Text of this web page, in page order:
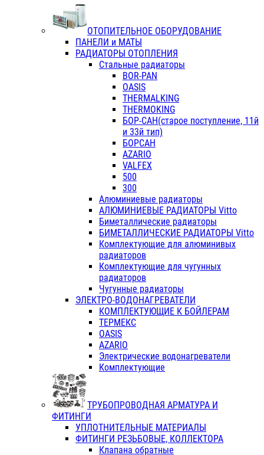
ОТОПИТЕЛЬНОЕ ОБОРУДОВАНИЕ
ПАНЕЛИ и МАТЫ
РАДИАТОРЫ ОТОПЛЕНИЯ
Стальные радиаторы
BOR-PAN
OASIS
THERMALKING
THERMOKING
БОР-САН(старое поступление, 11й
и 33й тип)
БОРСАН
AZARIO
VALFEX
500
300
Алюминиевые радиаторы
АЛЮМИНИЕВЫЕ РАДИАТОРЫ Vitto
Биметаллические радиаторы
БИМЕТАЛЛИЧЕСКИЕ РАДИАТОРЫ Vitto
Комплектующие для алюминивых
радиаторов
Комплектующие для чугунных
радиаторов
Чугунные радиаторы
ЭЛЕКТРО-ВОДОНАГРЕВАТЕЛИ
КОМПЛЕКТУЮЩИЕ К БОЙЛЕРАМ
ТЕРМЕКС
OASIS
AZARIO
Электрические водонагреватели
Комплектующие
ТРУБОПРОВОДНАЯ АРМАТУРА И
ФИТИНГИ
УПЛОТНИТЕЛЬНЫЕ МАТЕРИАЛЫ
ФИТИНГИ РЕЗЬБОВЫЕ, КОЛЛЕКТОРА
Клапана обратные